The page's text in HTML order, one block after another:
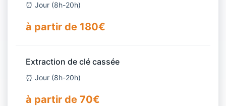
⏰ Jour (8h-20h)
à partir de 180€
Extraction de clé cassée
⏰ Jour (8h-20h)
à partir de 70€